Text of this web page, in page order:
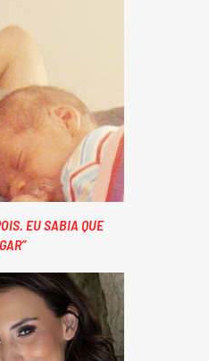
EU SABIA QUE